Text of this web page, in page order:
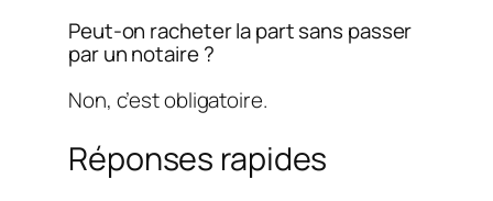
Peut-on racheter la part sans passer
par un notaire ?
Non, c’est obligatoire.
Réponses rapides